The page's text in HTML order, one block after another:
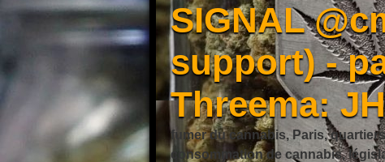
SIGNAL
support) -
Threema:
fumer du cannabis, Paris,
consommation de cannabis,